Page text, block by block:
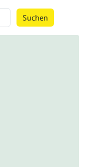
Suchen